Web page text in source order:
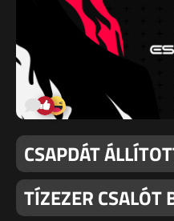
CSAPDÁT
TÍZEZER CSALÓT